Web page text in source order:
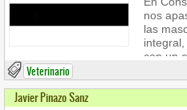
sends
nos
las
integral,
con un
la
familia.
Veterinario
Javier Pinazo Sanz